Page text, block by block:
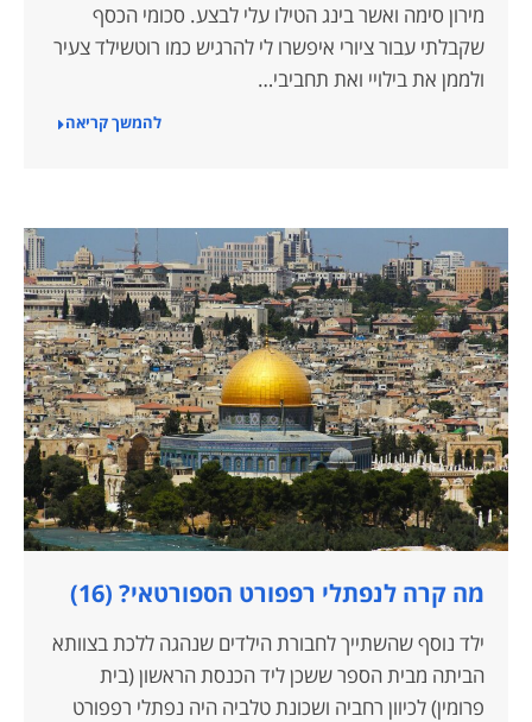
מירון סימה ואשר בינג הטילו עלי לבצע. סכומי הכסף
שקבלתי עבור ציורי איפשרו לי להרגיש כמו רוטשילד צעיר
ולממן את בילויי ואת תחביבי…
להמשך קריאה
מה קרה לנפתלי רפפורט הספורטאי? (16)
ילד נוסף שהשתייך לחבורת הילדים שנהגה ללכת בצוותא
הביתה מבית הספר ששכן ליד הכנסת הראשון (בית
פרומין) לכיוון רחביה ושכונת טלביה היה נפתלי רפפורט